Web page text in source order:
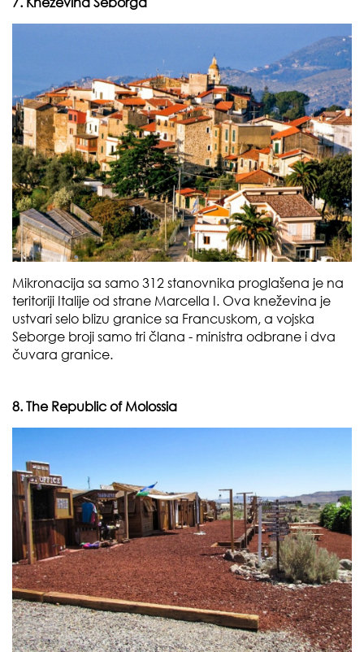
Mikronacija sa samo 312 stanovnika proglašena je na
teritoriji Italije od strane Marcella I. Ova kneževina je
ustvari selo blizu granice sa Francuskom, a vojska
Seborge broji samo tri člana - ministra odbrane i dva
čuvara granice.
8. The Republic of Molossia